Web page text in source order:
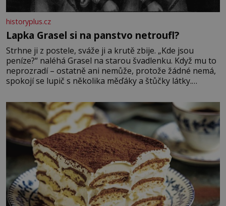
historyplus.cz
Lapka Grasel si na panstvo netroufl?
Strhne ji z postele, sváže ji a krutě zbije. „Kde jsou
peníze?“ naléhá Grasel na starou švadlenku. Když mu to
neprozradí – ostatně ani nemůže, protože žádné nemá,
spokojí se lupič s několika měďáky a štůčky látky.
krutý. Jeho činy budí hrůzu ještě dlouho po jeho smrti